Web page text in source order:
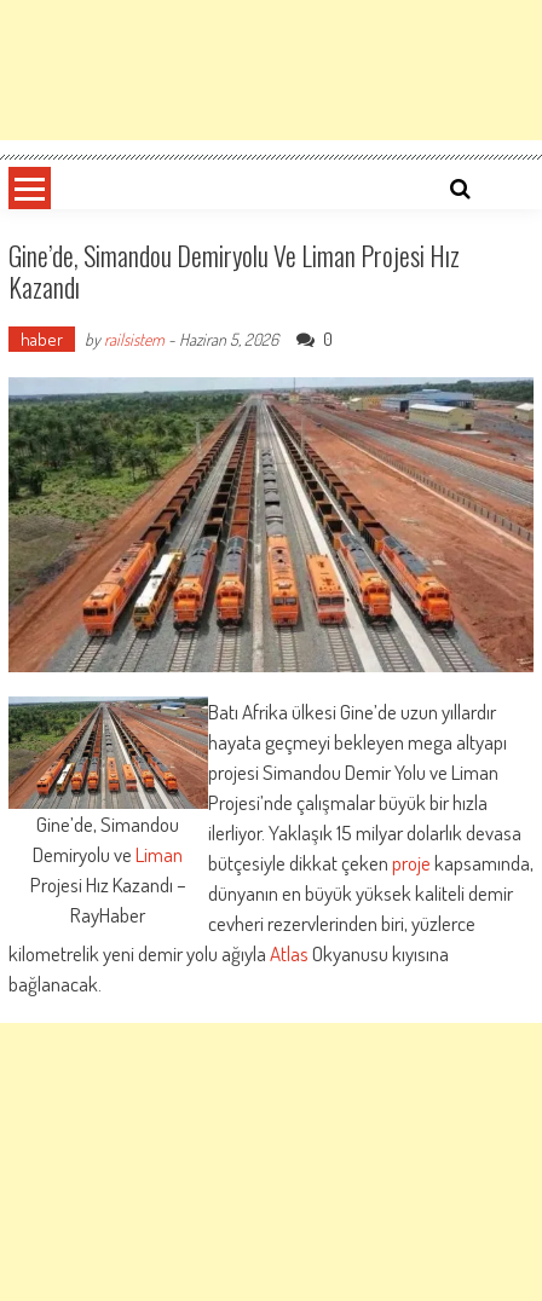
Gine’de, Simandou Demiryolu Ve Liman Projesi Hız
Kazandı
haber byrailsistem- Haziran 5, 2026 0
Gine’de, Simandou
Demiryolu veLiman
Projesi Hız Kazandı –
RayHaber
Batı Afrika ülkesi Gine’de uzun yıllardır
hayata geçmeyi bekleyen mega altyapı
projesi Simandou Demir Yolu ve Liman
Projesi’nde çalışmalar büyük bir hızla
ilerliyor. Yaklaşık 15 milyar dolarlık devasa
bütçesiyle dikkat çekenprojekapsamında,
dünyanın en büyük yüksek kaliteli demir
cevheri rezervlerinden biri, yüzlerce
kilometrelik yeni demir yolu ağıylaAtlasOkyanusu kıyısına
bağlanacak.